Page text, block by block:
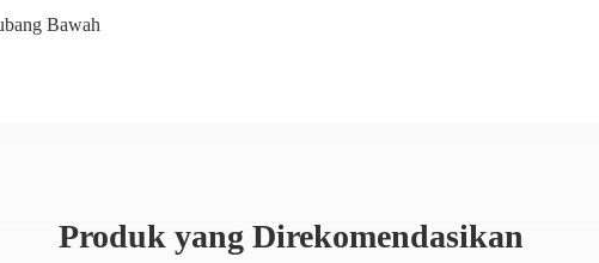
Bawah
Produk yang Direkomendasikan